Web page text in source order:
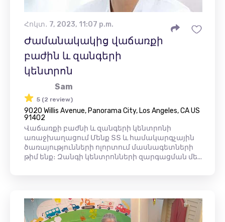
Հոկտ․ 7, 2023, 11:07 p.m.
Ժամանակակից վաճառքի
բաժին և զանգերի
կենտրոն
Sam
5 (2 review)
9020 Willis Avenue, Panorama City, Los Angeles, CA US
91402
Վաճառքի բաժնի և զանգերի կենտրոնի
առաջխաղացում Մենք ՏՏ և համակարգչային
ծառայությունների ոլորտում մասնագետների
թիմ ենք։ Զանգի կենտրոնների զարգացման մե...